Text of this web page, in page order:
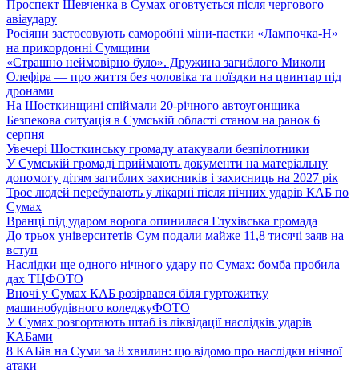
Проспект Шевченка в Сумах оговтується після чергового
авіаудару
Росіяни застосовують саморобні міни-пастки «Лампочка-Н»
на прикордонні Сумщини
«Страшно неймовірно було». Дружина загиблого Миколи
Олефіра — про життя без чоловіка та поїздки на цвинтар під
дронами
На Шосткинщині спіймали 20-річного автоугонщика
Безпекова ситуація в Сумській області станом на ранок 6
серпня
Увечері Шосткинську громаду атакували безпілотники
У Сумській громаді приймають документи на матеріальну
допомогу дітям загиблих захисників і захисниць на 2027 рік
Троє людей перебувають у лікарні після нічних ударів КАБ по
Сумах
Вранці під ударом ворога опинилася Глухівська громада
До трьох університетів Сум подали майже 11,8 тисячі заяв на
вступ
Наслідки ще одного нічного удару по Сумах: бомба пробила
дах ТЦФОТО
Вночі у Сумах КАБ розірвався біля гуртожитку
машинобудівного коледжуФОТО
У Сумах розгортають штаб із ліквідації наслідків ударів
КАБами
8 КАБів на Суми за 8 хвилин: що відомо про наслідки нічної
атаки